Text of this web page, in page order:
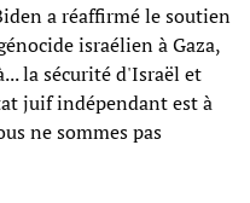
a réaffirmé le soutien
israélien à Gaza,
la sécurité d'Israël et
juif indépendant est à
ne sommes pas